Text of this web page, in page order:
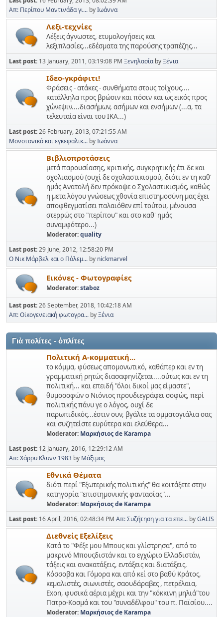
Απ: Περίπου Μαντινάδα γι... byΙωάννα
Λεξι-τεχνίες
Λέξεις άγνωστες, ετυμολογήσεις και
λεξιπλασίες...εδέσματα της παρούσης τραπέζης...
Last post: 13 January, 2011, 03:19:08 PM ΞενηλασίαbyΞένια
Ιδεο-γκράφιτι!
Φράσεις - ατάκες - συνθήματα στους τοίχους....
κατάλληλα προς βρώσιν και πόσιν και ως εικός προς
χώνεψιν....διασήμων, ασήμων και ενσήμων (...α, τα
τελευταία είναι του ΙΚΑ...)
Last post:26 February, 2013, 07:21:55 AM
Μονοτονικό και εγκεφαλικ... byΙωάννα
Βιβλιοπροτάσεις
μετά παρουσίασης, κριτικής, συγκρητικής έτι δε και
σχολιασμού (ουχί δε σχολαστικισμού, διότι εν τη καθ'
ημάς Ανατολή δεν πρόκοψε ο Σχολαστικισμός, καθώς
η μετα λόγου γνώσεως χθονία επιστημοσύνη μας έχει
αποφθεγματίσει παλαιόθεν επί τούτου, μένουσα
στερρώς στο "περίπου" και στο καθ' ημάς
συναμφότερο...)
Moderator:quality
Last post:29 June, 2012, 12:58:20 PM
O Νικ Μάρβελ και ο Πόλεμ... by nickmarvel
Εικόνες - Φωτογραφίες
Moderator:staboz
Last post:26 September, 2018, 10:42:18 AM
Απ: Οἰκογενειακὴ φωτογρα... byΞένια
Γιὰ πολίτες - ὀπλίτες
Πολιτική Α-κομματική...
το κόμμα, φύσεως απομονωτικό, καθάπερ και εν τη
γραμματική ρητώς διασαφηνίζεται....ούτως και εν τη
πολιτική... και επειδή "όλοι δικοί μας είμαστε",
θυμοσοφών ο Νιόνιος προυδιεγράφει σοφώς, περί
πολιτικής πάνυ γε ο λόγος, ουχί δε
παρωπιδικός...έστιν ουν, βγάλτε τα ομματογιάλια σας
και συζητείστε ευρύτερα και ελεύθερα...
Moderator: Μαρκήσιος de Karampa
Last post: 12 January, 2016, 12:29:12 AM
Απ: Χάρρυ Κλυνν 1983 by Μάξιμος
Εθνικά Θέματα
διότι περί "Εξωτερικής πολιτικής" θα κοιτάξετε στην
κατηγορία "επιστημονικής φαντασίας"...
Moderator: Μαρκήσιος de Karampa
Last post: 16 April, 2016, 02:48:34 PM Απ: Συζήτηση για τα επε... byGALIS
Διεθνείς Εξελίξεις
Κατά το "Φέξε μου Μπους και γλίστρησα", από το
μακρινό Μπουςδιστάν και το εγχώριο Ελλαδιστάν,
τάξεις και ανακατάξεις, εντάξεις και διατάξεις,
Κόσσοβα και Γόμορα και από κεί στο βαθύ Κράτος,
κεμαλιστές, σιωνιστές, σαουδάραβες , πετρέλαια,
Exon, φυσικά αέρια μέχρι και την "κόκκινη μηλιά"του
Πατρο-Κοσμά και του "συναδέλφου" του π. Παϊσίου....
Moderator: Μαρκήσιος de Karampa